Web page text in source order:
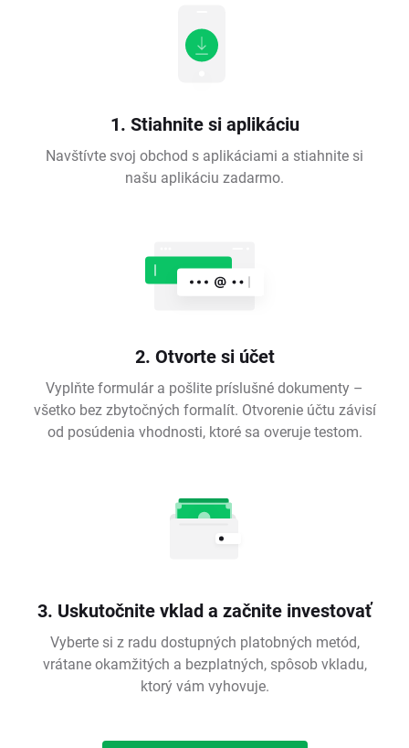
1. Stiahnite si aplikáciu
Navštívte svoj obchod s aplikáciami a stiahnite si
našu aplikáciu zadarmo.
2. Otvorte si účet
Vyplňte formulár a pošlite príslušné dokumenty –
všetko bez zbytočných formalít. Otvorenie účtu závisí
od posúdenia vhodnosti, ktoré sa overuje testom.
3. Uskutočnite vklad a začnite investovať
Vyberte si z radu dostupných platobných metód,
vrátane okamžitých a bezplatných, spôsob vkladu,
ktorý vám vyhovuje.